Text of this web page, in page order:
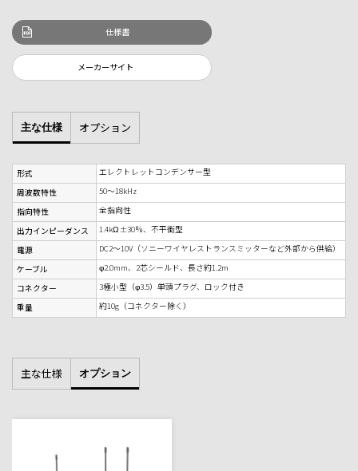
仕様書
メーカーサイト
主な仕様 オプション
形式
エレクトレットコンデンサー型
周波数特性
50～18kHz
指向特性
全指向性
出力インピーダンス
1.4kΩ ±30％、不平衡型
電源
DC2～10V（ソニーワイヤレストランスミッターなど外部から供給）
ケーブル
φ2.0mm、2芯シールド、長さ約1.2m
コネクター
3極小型（φ3.5）単頭プラグ、ロック付き
重量
約10g（コネクター除く）
主な仕様 オプション